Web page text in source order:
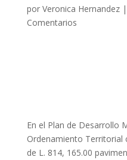
por Veronica Hernandez|
Comentarios
En el Plan de Desarrollo
Ordenamiento Territorial
de L. 814, 165.00